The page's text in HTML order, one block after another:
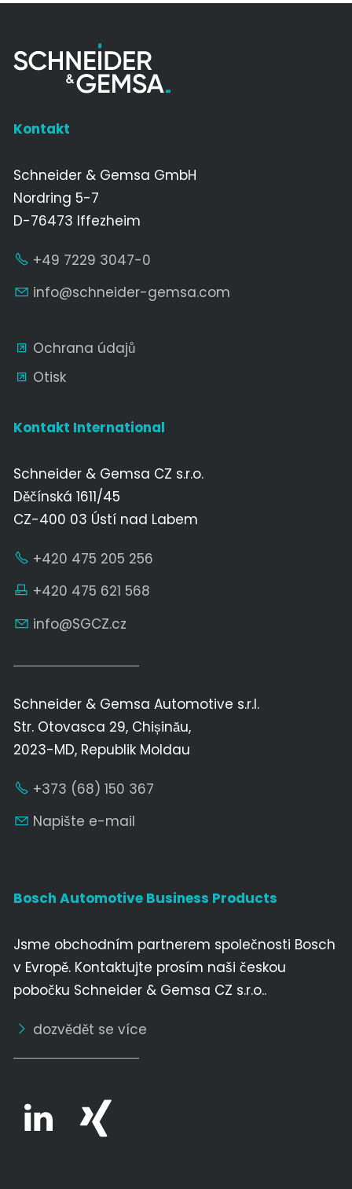
Kontakt
Schneider & Gemsa GmbH
Nordring 5-7
D-76473 Iffezheim
+49 7229 3047-0
nf
schn d r-g ms c m
Ochrana údajů
Otisk
Kontakt International
Schneider & Gemsa CZ s.r.o.
Děčínská 1611/45
CZ-400 03 Ústí nad Labem
+420 475 205 256
+420 475 621 568
nf
SGCZ cz
Schneider & Gemsa Automotive s.r.l.
Str. Otovasca 29, Chișinău,
2023-MD, Republik Moldau
+373 (68) 150 367
Napište e-mail
Bosch Automotive Business Products
Jsme obchodním partnerem společnosti Bosch
v Evropě. Kontaktujte prosím naši českou
pobočku Schneider & Gemsa CZ s.r.o..
dozvědět se více